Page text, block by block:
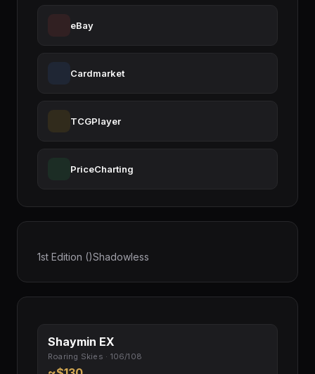
eBay
Cardmarket
TCGPlayer
PriceCharting
1st Edition ()Shadowless
Shaymin EX
Roaring Skies · 106/108